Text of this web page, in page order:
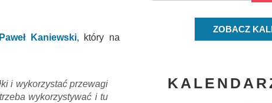
Paweł Kaniewski, który na
i wykorzystać przewagi
wykorzystywać i tu
ZOBACZ